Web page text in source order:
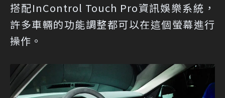
搭配InControl Touch Pro資訊娛樂系統，
許多車輛的功能調整都可以在這個螢幕進行
操作。